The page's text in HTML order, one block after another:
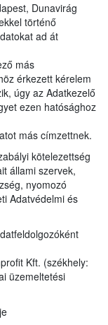
Dunavirág
történő
ad át
más
érkezett kérelem
úgy az Adatkezelő
ezen hatósághoz
más címzettnek.
kötelezettség
állami szervek,
nyomozó
Adatvédelmi és
Kft. (székhely:
üzemeltetési